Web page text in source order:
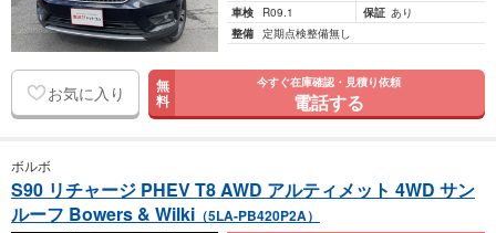
車検
R09.1 保証 あり
整備 定期点検整備無し
お気に入り 無
料
今すぐ在庫確認・見積り依頼
電話する
ボルボ
S90 リチャージ PHEV T8 AWD アルティメット 4WD サン
ルーフ Bowers & Wilki （5LA-PB420P2A）